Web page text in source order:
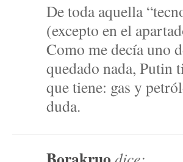
De toda aquella
(excepto en el
Como me decía uno
quedado nada, Putin
que tiene: gas y
duda.